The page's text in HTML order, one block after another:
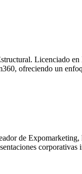
Licenciado
ofreciendo un
de Expomarketing,
corporativas